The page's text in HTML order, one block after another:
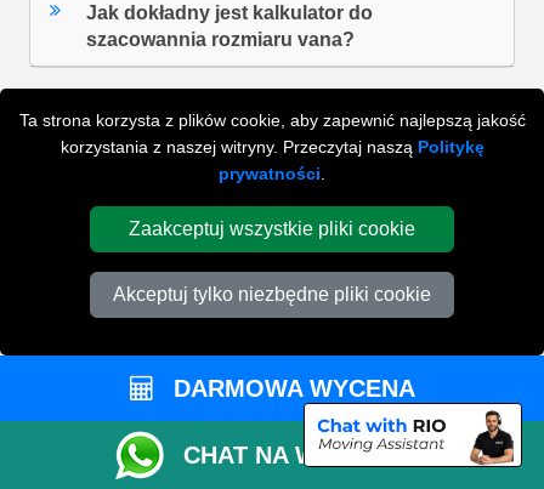
Ta strona korzysta z plików cookie, aby zapewnić najlepszą jakość
korzystania z naszej witryny. Przeczytaj naszą Politykę
prywatności
Zaakceptuj wszystkie pliki cookie
Akceptuj tylko niezbędne pliki cookie
Jak dokładny jest kalkulator do
szacowannia rozmiaru vana?
ZOBACZ WSZYSTKIE FAQ'S
WYSZUKAJ W NAJCZĘŚCIEJ ZADAWANYCH
PYTANIACH
PONIŻSZYCH WYNIKÓWDARMOWA WYCENA
CHAT NA WHATSAPP